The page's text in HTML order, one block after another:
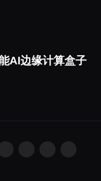
AI边缘计算盒子